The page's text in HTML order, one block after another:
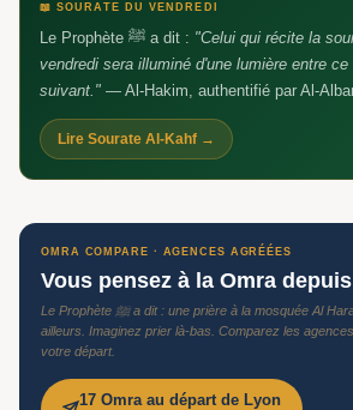
📖 SOURATE DU VENDREDI
Le Prophète ﷺ a dit : "Celui qui récite la
vendredi sera illuminé d'une lumière entre
suivant." — Al-Hakim, authentifié par Al-
Lire Sourate Al-Kahf →
OMRA COMPARE · AGENCES AGRÉÉES
Vous pensez à la Omra
Le Prophète ﷺ a dit : une prière à la mosquée Al Haram vaut 100 000 prières
ailleurs. Imaginez prier là-bas. Comparez les
votre départ.
17 Omra au départ de Lyon